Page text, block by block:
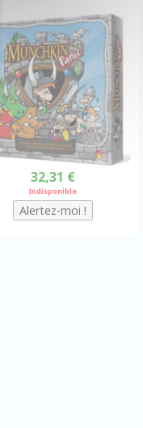
32,31 €
Indisponible